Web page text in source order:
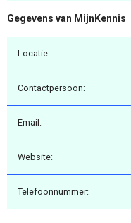
Gegevens van MijnKennis
Locatie:
Contactpersoon:
Email:
Website:
Telefoonnummer: